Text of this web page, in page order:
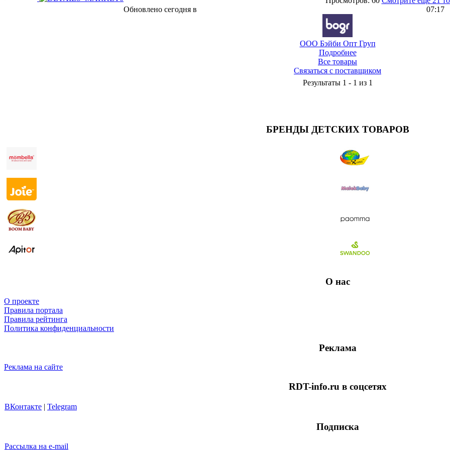
Обновлено сегодня в
07:17
ООО Бэйби Опт Груп
Подробнее
Все товары
Связаться с поставщиком
Результаты 1 - 1 из 1
БРЕНДЫ ДЕТСКИХ ТОВАРОВ
О нас
О проекте
Правила портала
Правила рейтинга
Политика конфиденциальности
Реклама
Реклама на сайте
RDT-info.ru в соцсетях
ВКонтакте | Telegram
Подписка
Рассылка на e-mail